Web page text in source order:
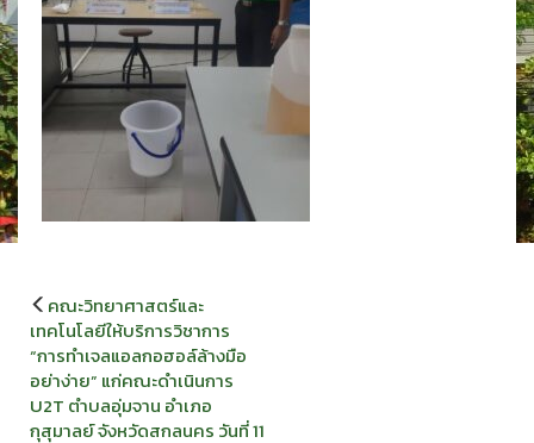
แนะแนว
เรื่อง
คณะวิทยาศาสตร์และ
เทคโนโลยีให้บริการวิชาการ
“การทำเจลแอลกอฮอล์ล้างมือ
อย่าง่าย” แก่คณะดำเนินการ
U2T ตำบลอุ่มจาน อำเภอ
กุสุมาลย์ จังหวัดสกลนคร วันที่ 11